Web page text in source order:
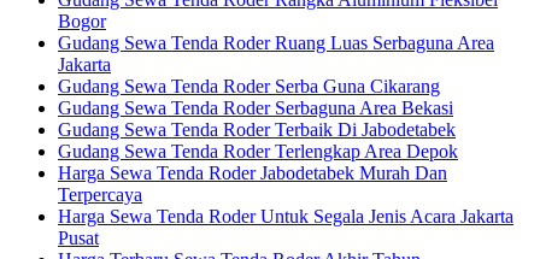
Bogor
Gudang Sewa Tenda Roder Ruang Luas Serbaguna Area
Jakarta
Gudang Sewa Tenda Roder Serba Guna Cikarang
Gudang Sewa Tenda Roder Serbaguna Area Bekasi
Gudang Sewa Tenda Roder Terbaik Di Jabodetabek
Gudang Sewa Tenda Roder Terlengkap Area Depok
Harga Sewa Tenda Roder Jabodetabek Murah Dan
Terpercaya
Harga Sewa Tenda Roder Untuk Segala Jenis Acara Jakarta
Pusat